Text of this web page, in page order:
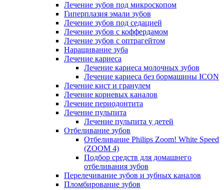
Лечение зубов под микроскопом
Гиперплазия эмали зубов
Лечение зубов под седацией
Лечение зубов с коффердамом
Лечение зубов с оптрагейтом
Наращивание зуба
Лечение кариеса
Лечение кариеса молочных зубов
Лечение кариеса без бормашины ICON
Лечение кист и гранулем
Лечение корневых каналов
Лечение периодонтита
Лечение пульпита
Лечение пульпита у детей
Отбеливание зубов
Отбеливание Philips Zoom! White Speed
(ZOOM 4)
Подбор средств для домашнего
отбеливания зубов
Перелечивание зубов и зубных каналов
Пломбирование зубов